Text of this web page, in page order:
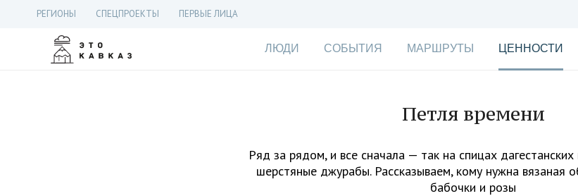
РЕГИОНЫ СПЕЦПРОЕКТЫ ПЕРВЫЕ ЛИЦА
ЛЮДИ СОБЫТИЯ МАРШРУТЫ ЦЕННОСТИ
Петля времени
Ряд за рядом, и все сначала — так на спицах
шерстяные джурабы. Рассказываем, кому нужна вязаная
бабочки и розы